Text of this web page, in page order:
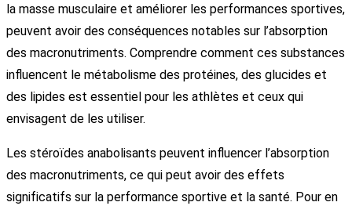
la masse musculaire et améliorer les performances sportives,
peuvent avoir des conséquences notables sur l’absorption
des macronutriments. Comprendre comment ces substances
influencent le métabolisme des protéines, des glucides et
des lipides est essentiel pour les athlètes et ceux qui
envisagent de les utiliser.
Les stéroïdes anabolisants peuvent influencer l’absorption
des macronutriments, ce qui peut avoir des effets
significatifs sur la performance sportive et la santé. Pour en